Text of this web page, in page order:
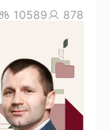
10589 878